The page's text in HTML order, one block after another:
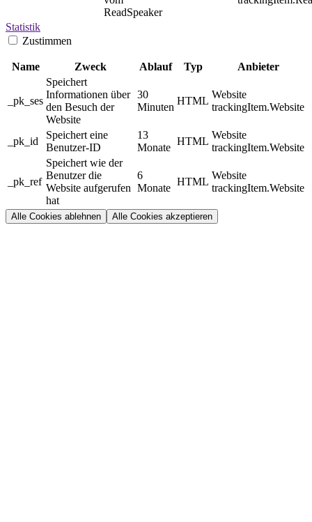
ReadSpeaker
Statistik
Zustimmen
Name Zweck Ablauf Typ Anbieter
_pk_ses
Speichert
Informationen über
den Besuch der
Website
30
Minuten
HTML
Website
trackingItem.Website
_pk_id
Speichert eine
Benutzer-ID
13
Monate
HTML
Website
trackingItem.Website
_pk_ref
Speichert wie der
Benutzer die
Website aufgerufen
hat
6
Monate
HTML
Website
trackingItem.Website
Alle Cookies ablehnen Alle Cookies akzeptieren